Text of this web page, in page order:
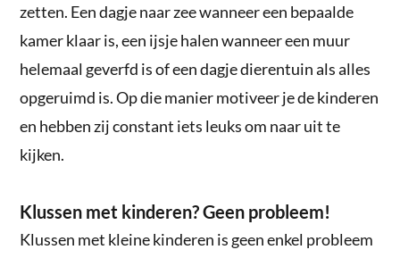
zetten. Een dagje naar zee wanneer een bepaalde
kamer klaar is, een ijsje halen wanneer een muur
helemaal geverfd is of een dagje dierentuin als alles
opgeruimd is. Op die manier motiveer je de kinderen
en hebben zij constant iets leuks om naar uit te
kijken.
Klussen met kinderen? Geen probleem!
Klussen met kleine kinderen is geen enkel probleem